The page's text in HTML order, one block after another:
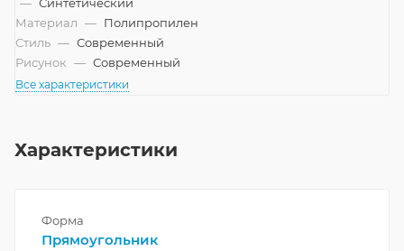
Материал — Полипропилен
Стиль — Современный
Рисунок — Современный
Все характеристики
Характеристики
Форма
Прямоугольник